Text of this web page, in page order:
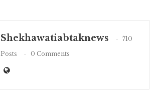
Shekhawatiabtaknews
710
Posts
0 Comments